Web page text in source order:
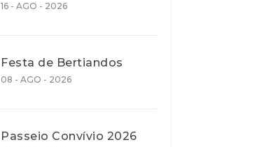
16 - AGO - 2026
Festa de Bertiandos
08 - AGO - 2026
Passeio Convívio 2026